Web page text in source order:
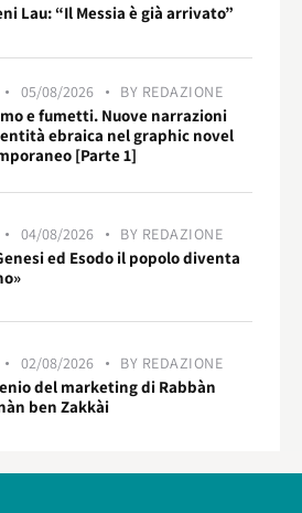
Lau: “Il Messia è già arrivato”
05/08/2026 BY REDAZIONE
e fumetti. Nuove narrazioni
ebraica nel graphic novel
[Parte 1]
04/08/2026 BY REDAZIONE
ed Esodo il popolo diventa
02/08/2026 BY REDAZIONE
del marketing di Rabbàn
ben Zakkài